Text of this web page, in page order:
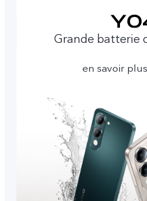
Grande batterie
en savoir plus